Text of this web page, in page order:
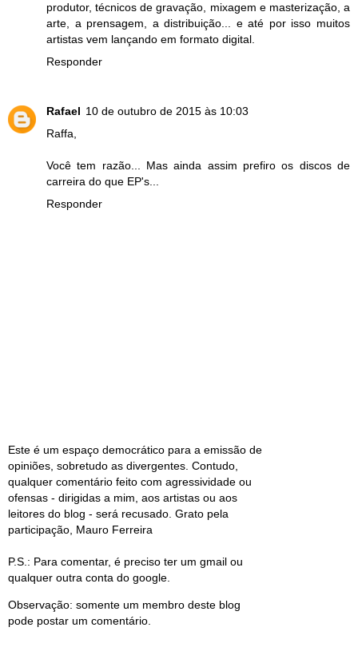
produtor, técnicos de gravação, mixagem e masterização, a
arte, a prensagem, a distribuição... e até por isso muitos
artistas vem lançando em formato digital.
Responder
Rafael 10 de outubro de 2015 às 10:03
Raffa,
Você tem razão... Mas ainda assim prefiro os discos de
carreira do que EP's...
Responder
Este é um espaço democrático para a emissão de
opiniões, sobretudo as divergentes. Contudo,
qualquer comentário feito com agressividade ou
ofensas - dirigidas a mim, aos artistas ou aos
leitores do blog - será recusado. Grato pela
participação, Mauro Ferreira
P.S.: Para comentar, é preciso ter um gmail ou
qualquer outra conta do google.
Observação: somente um membro deste blog
pode postar um comentário.